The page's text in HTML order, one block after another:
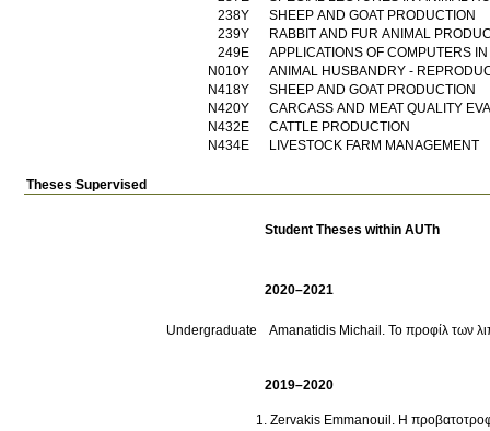
238Υ
SHEEP AND GOAT PRODUCTION
239Υ
RABBIT AND FUR ANIMAL
249Ε
APPLICATIONS OF COMPUTERS
Ν010Υ
ANIMAL HUSBANDRY -
Ν418Υ
SHEEP AND GOAT PRODUCTION
Ν420Υ
CARCASS AND MEAT QUALITY
Ν432Ε
CATTLE PRODUCTION
Ν434Ε
LIVESTOCK FARM MANAGEMENT
Theses Supervised
Student Theses within AUTh
2020–2021
Undergraduate Amanatidis Michail. Το προφίλ των
2019–2020
Zervakis Emmanouil. Η